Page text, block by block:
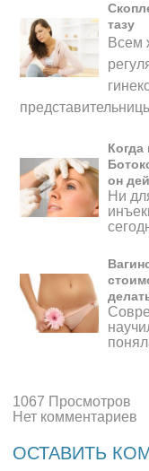
тазу
Всем
Когда
он
Ни
1067 Просмотров
Нет комментариев
ОСТАВИТЬ